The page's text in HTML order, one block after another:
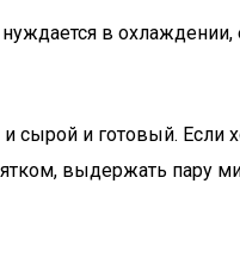
в
сырой и готовый. Если
выдержать пару